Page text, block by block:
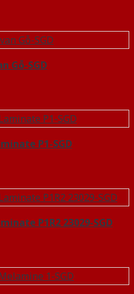
Gỗ-SGD
P1-SGD
P1R2 23029-SGD